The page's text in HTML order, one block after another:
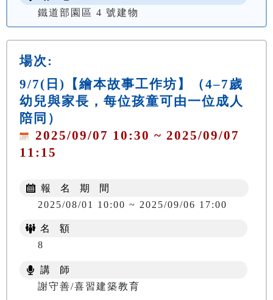
鐵道部園區 4 號建物
場次:
9/7(日)【繪本故事工作坊】（4–7歲
幼兒與家長，每位孩童可由一位成人
陪同）
2025/09/07 10:30 ~ 2025/09/07
11:15
報 名 期 間
2025/08/01 10:00 ~ 2025/09/06 17:00
名 額
8
講 師
謝守善/喜習建築教育